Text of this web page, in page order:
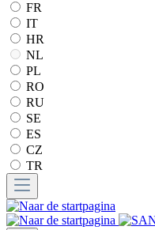
FR
IT
HR
NL
PL
RO
RU
SE
ES
CZ
TR